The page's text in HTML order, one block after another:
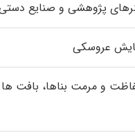
پژوهشی و صنایع
عروسکی
و مرمت بناها، بافت‌